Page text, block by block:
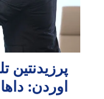
پرزیدنتین
اوردن: